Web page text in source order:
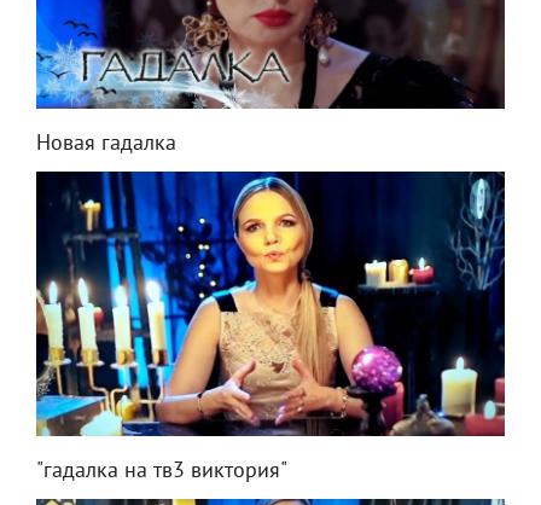
Новая гадалка
"гадалка на тв3 виктория"